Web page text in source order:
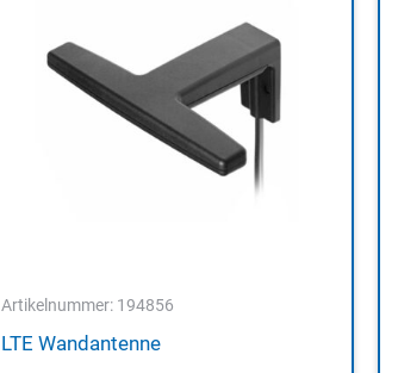
Artikelnummer: 194856
LTE Wandantenne